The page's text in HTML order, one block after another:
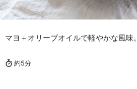
マヨ＋オリーブオイルで軽やかな風味。
約5分